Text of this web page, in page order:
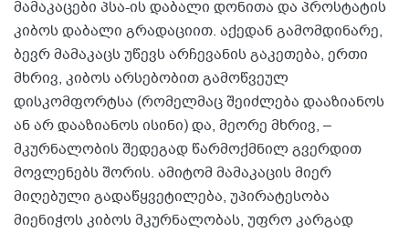
მამაკაცები პსა-ის დაბალი დონითა და პროსტატის
კიბოს დაბალი გრადაციით. აქედან გამომდინარე,
ბევრ მამაკაცს უწევს არჩევანის გაკეთება, ერთი
მხრივ, კიბოს არსებობით გამოწვეულ
დისკომფორტსა (რომელმაც შეიძლება დააზიანოს
ან არ დააზიანოს ისინი) და, მეორე მხრივ, –
მკურნალობის შედეგად წარმოქმნილ გვერდით
მოვლენებს შორის. ამიტომ მამაკაცის მიერ
მიღებული გადაწყვეტილება, უპირატესობა
მიენიჭოს კიბოს მკურნალობას, უფრო კარგად